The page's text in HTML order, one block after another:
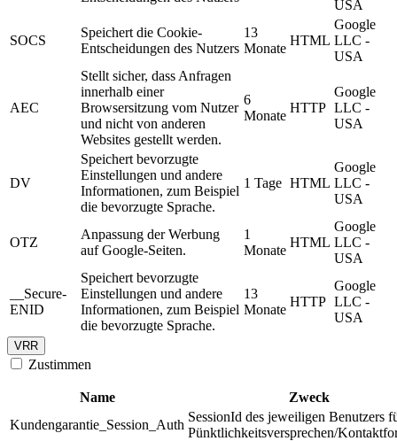
USA
SOCS
Speichert die Cookie-
Entscheidungen des Nutzers
13
Monate
HTML
Google
LLC -
USA
AEC
Stellt sicher, dass Anfragen
innerhalb einer
Browsersitzung vom Nutzer
und nicht von anderen
Websites gestellt werden.
6
Monate
HTTP
Google
LLC -
USA
DV
Speichert bevorzugte
Einstellungen und andere
Informationen, zum Beispiel
die bevorzugte Sprache.
1 Tage HTML
Google
LLC -
USA
OTZ
Anpassung der Werbung
auf Google-Seiten.
1
Monate
HTML
Google
LLC -
USA
__Secure-
ENID
Speichert bevorzugte
Einstellungen und andere
Informationen, zum Beispiel
die bevorzugte Sprache.
13
Monate
HTTP
Google
LLC -
USA
VRR
Zustimmen
Name
Zweck
Kundengarantie_Session_Auth
SessionId des jeweiligen Benutzers
Pünktlichkeitsversprechen/